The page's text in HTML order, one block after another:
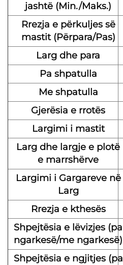
jashtë (Min./Maks.)
Rrezja e përkuljes së
mastit (Përpara/Pas)
Larg dhe para
Pa shpatulla
Me shpatulla
Gjerësia e rrotës
Largimi i mastit
Larg dhe largje e plotë
e marrshërve
Largimi i Gargareve në
Larg
Rrezja e kthesës
Shpejtësia e lëvizjes (pa
ngarkesë/me ngarkesë)
Shpejtësia e ngjitjes (pa